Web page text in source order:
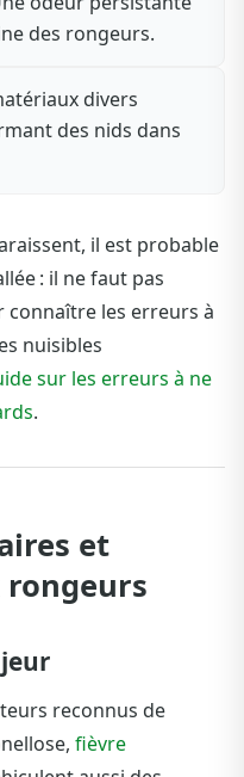
des rongeurs.
divers
des nids dans
il est probable
: il ne faut pas
connaître les erreurs à
nuisibles
sur les erreurs à ne
.
et
reconnus de
fièvre